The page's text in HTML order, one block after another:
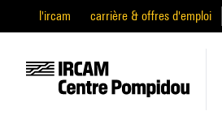
l'ircam carrière & offres d'emploi